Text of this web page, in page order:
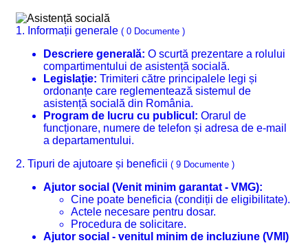
1. Informații generale ( 0 Documente )
Descriere generală: O scurtă prezentare a rolului
compartimentului de asistență socială.
Legislație: Trimiteri către principalele legi și
ordonanțe care reglementează sistemul de
asistență socială din România.
Program de lucru cu publicul: Orarul de
funcționare, numere de telefon și adresa de e-mail
a departamentului.
2. Tipuri de ajutoare și beneficii ( 9 Documente )
Ajutor social (Venit minim garantat - VMG):
Cine poate beneficia (condiții de eligibilitate).
Actele necesare pentru dosar.
Procedura de solicitare.
Ajutor social - venitul minim de incluziune (VMI)